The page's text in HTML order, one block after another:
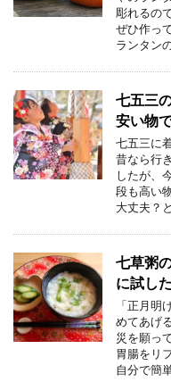
彫れるの
ぜひ作っ
ランタン
七五三
安い物
七五三に
昔なら行
したが、
段も高い
大丈夫？
七草粥
に試し
「正月明
めてあげ
災を願っ
胃腸をリ
自分で簡